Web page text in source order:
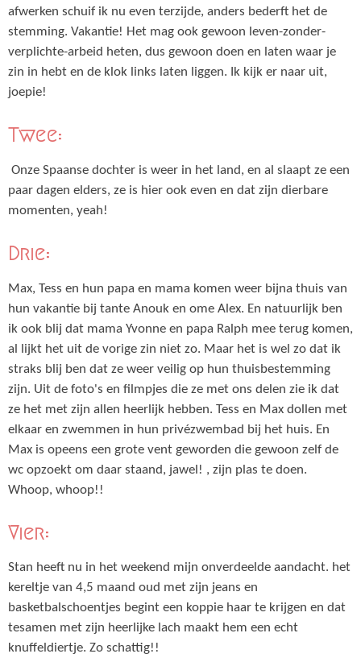
afwerken schuif ik nu even terzijde, anders bederft het de
stemming. Vakantie! Het mag ook gewoon leven-zonder-
verplichte-arbeid heten, dus gewoon doen en laten waar je
zin in hebt en de klok links laten liggen. Ik kijk er naar uit,
joepie!
Twee:
Onze Spaanse dochter is weer in het land, en al slaapt ze een
paar dagen elders, ze is hier ook even en dat zijn dierbare
momenten, yeah!
Drie:
Max, Tess en hun papa en mama komen weer bijna thuis van
hun vakantie bij tante Anouk en ome Alex. En natuurlijk ben
ik ook blij dat mama Yvonne en papa Ralph mee terug komen,
al lijkt het uit de vorige zin niet zo. Maar het is wel zo dat ik
straks blij ben dat ze weer veilig op hun thuisbestemming
zijn. Uit de foto's en filmpjes die ze met ons delen zie ik dat
ze het met zijn allen heerlijk hebben. Tess en Max dollen met
elkaar en zwemmen in hun privézwembad bij het huis. En
Max is opeens een grote vent geworden die gewoon zelf de
wc opzoekt om daar staand, jawel! , zijn plas te doen.
Whoop, whoop!!
Vier:
Stan heeft nu in het weekend mijn onverdeelde aandacht. het
kereltje van 4,5 maand oud met zijn jeans en
basketbalschoentjes begint een koppie haar te krijgen en dat
tesamen met zijn heerlijke lach maakt hem een echt
knuffeldiertje. Zo schattig!!